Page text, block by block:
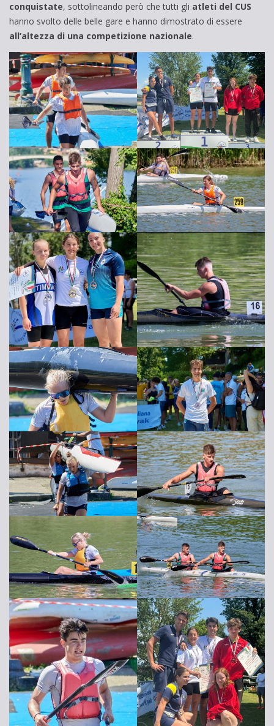
conquistate, sottolineando però che tutti gli atleti del CUS
hanno svolto delle belle gare e hanno dimostrato di essere
all’altezza di una competizione nazionale.